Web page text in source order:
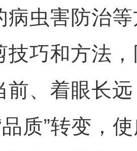
病虫害防治
技巧和方法
前、着眼长
品质”转变，